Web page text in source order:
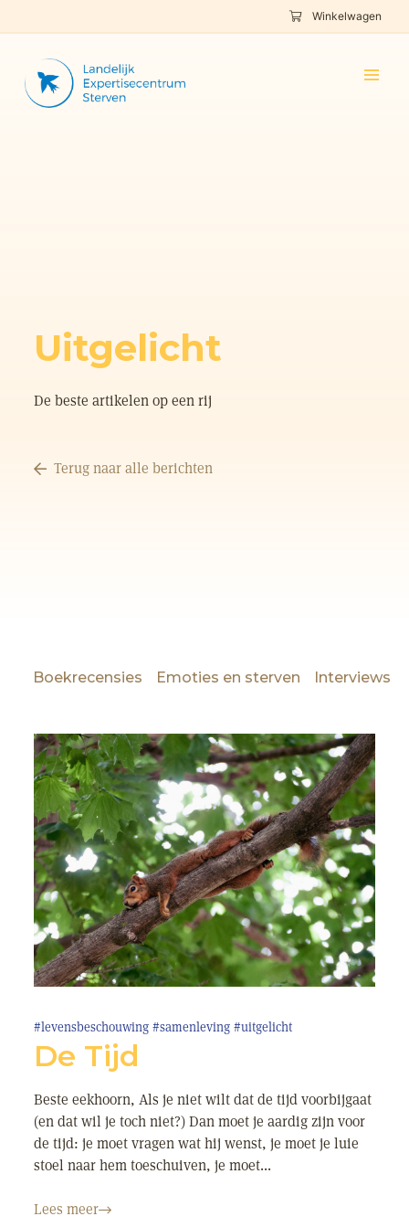
Winkelwagen
Uitgelicht
De beste artikelen op een rij
Terug naar alle berichten
Boekrecensies Emoties en sterven Interviews
#levensbeschouwing #samenleving #uitgelicht
De Tijd
Beste eekhoorn, Als je niet wilt dat de tijd voorbijgaat
(en dat wil je toch niet?) Dan moet je aardig zijn voor
de tijd: je moet vragen wat hij wenst, je moet je luie
stoel naar hem toeschuiven, je moet...
Lees meer